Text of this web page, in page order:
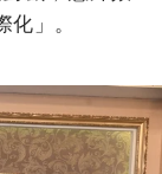
」。